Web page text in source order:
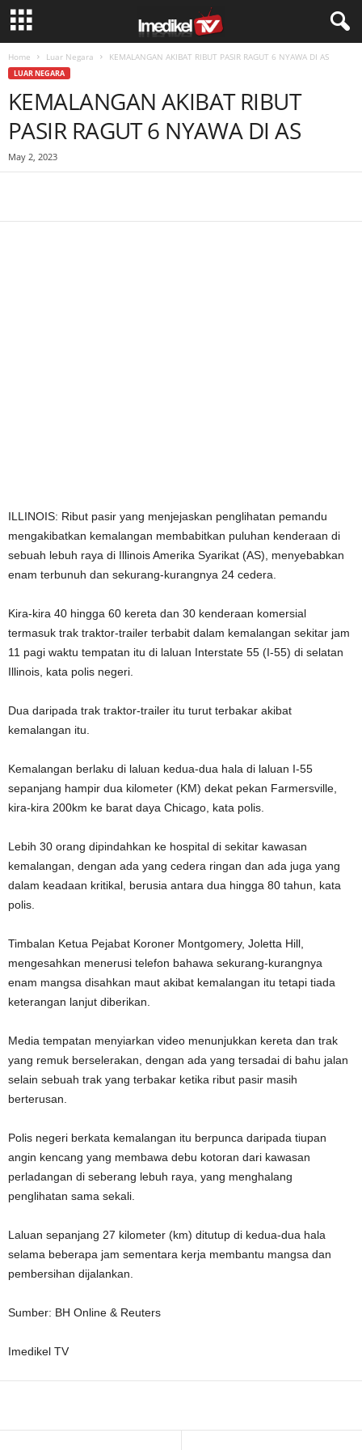
Home Luar Negara KEMALANGAN AKIBAT RIBUT PASIR RAGUT 6 NYAWA DI AS
LUAR NEGARA
KEMALANGAN AKIBAT RIBUT
PASIR RAGUT 6 NYAWA DI AS
May 2, 2023
ILLINOIS: Ribut pasir yang menjejaskan penglihatan pemandu
mengakibatkan kemalangan membabitkan puluhan kenderaan di
sebuah lebuh raya di Illinois Amerika Syarikat (AS), menyebabkan
enam terbunuh dan sekurang-kurangnya 24 cedera.
Kira-kira 40 hingga 60 kereta dan 30 kenderaan komersial
termasuk trak traktor-trailer terbabit dalam kemalangan sekitar jam
11 pagi waktu tempatan itu di laluan Interstate 55 (I-55) di selatan
Illinois, kata polis negeri.
Dua daripada trak traktor-trailer itu turut terbakar akibat
kemalangan itu.
Kemalangan berlaku di laluan kedua-dua hala di laluan I-55
sepanjang hampir dua kilometer (KM) dekat pekan Farmersville,
kira-kira 200km ke barat daya Chicago, kata polis.
Lebih 30 orang dipindahkan ke hospital di sekitar kawasan
kemalangan, dengan ada yang cedera ringan dan ada juga yang
dalam keadaan kritikal, berusia antara dua hingga 80 tahun, kata
polis.
Timbalan Ketua Pejabat Koroner Montgomery, Joletta Hill,
mengesahkan menerusi telefon bahawa sekurang-kurangnya
enam mangsa disahkan maut akibat kemalangan itu tetapi tiada
keterangan lanjut diberikan.
Media tempatan menyiarkan video menunjukkan kereta dan trak
yang remuk berselerakan, dengan ada yang tersadai di bahu jalan
selain sebuah trak yang terbakar ketika ribut pasir masih
berterusan.
Polis negeri berkata kemalangan itu berpunca daripada tiupan
angin kencang yang membawa debu kotoran dari kawasan
perladangan di seberang lebuh raya, yang menghalang
penglihatan sama sekali.
Laluan sepanjang 27 kilometer (km) ditutup di kedua-dua hala
selama beberapa jam sementara kerja membantu mangsa dan
pembersihan dijalankan.
Sumber: BH Online & Reuters
Imedikel TV